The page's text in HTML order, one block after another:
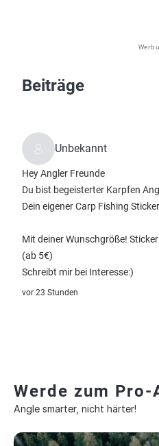
Beiträge
Unbekannt
Hey Angler Freunde
Du bist begeisterter Karpfen
Dein eigener Carp Fishing Sticker
Mit deiner Wunschgröße!
(ab 5€)
Schreibt mir bei Interesse:)
vor 23 Stunden
Werde zum Pro-
Angle smarter, nicht härter!